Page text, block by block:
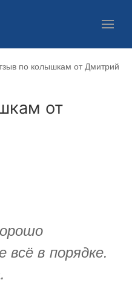
по колышкам от Дмитрий
от
всё в порядке.